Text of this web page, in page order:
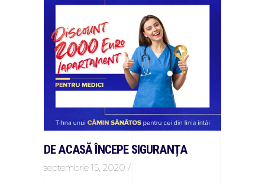
DE ACASĂ ÎNCEPE SIGURANȚA
septembrie 15, 2020